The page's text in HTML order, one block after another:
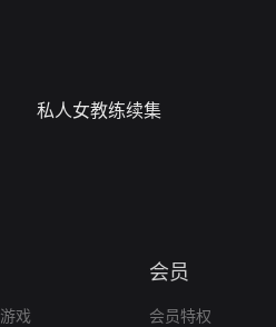
私人女教练续集
游戏
会员
会员特权